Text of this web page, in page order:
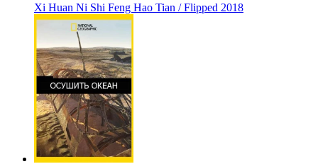
Xi Huan Ni Shi Feng Hao Tian / Flipped 2018